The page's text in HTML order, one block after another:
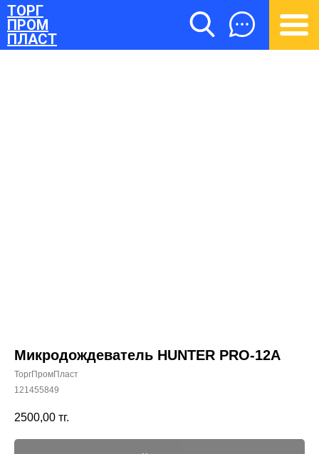
ТОРГ
ПРОМ
ПЛАСТ
Микродождеватель HUNTER PRO-12A
ТоргПромПласт
121455849
2500,00 тг.